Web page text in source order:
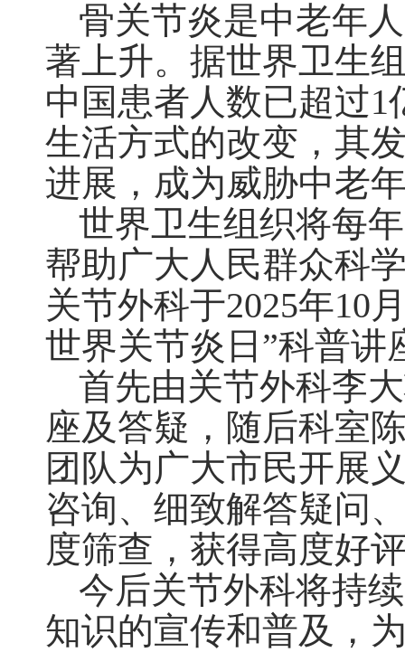
骨关节炎是中老年
著上升。据世界卫生
中国患者人数已超过1
生活方式的改变，其
进展，成为威胁中老
世界卫生组织将每
帮助广大人民群众科
关节外科于2025年10
世界关节炎日”科普讲
首先由关节外科李
座及答疑，随后科室
团队为广大市民开展
咨询、细致解答疑问
度筛查，获得高度好
今后关节外科将持
知识的宣传和普及，